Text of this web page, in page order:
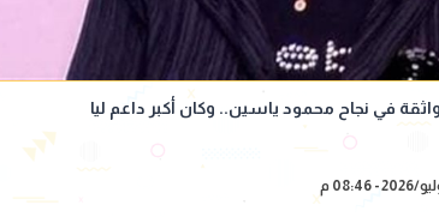
في نجاح محمود ياسين.. وكان أكبر داعم ليا